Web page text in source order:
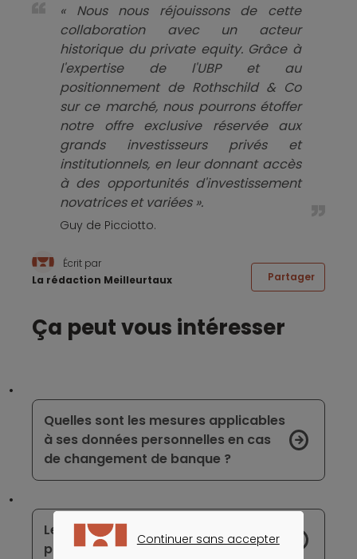
« Nous nous réjouissons de cette
collaboration avec un acteur
historique du private equity. Grâce à
l'expertise de l'UBP et au
positionnement de Rothschild & Co
sur ce marché, nous pourrons étoffer
notre offre exclusive réservée aux
grands investisseurs privés et
institutionnels, en leur donnant accès
à des opportunités d'investissement
novatrices et variées ».
Guy de Picciotto.
Écrit par
La rédaction Meilleurtaux
Partager
Ça peut vous intéresser
Quelles sont les mesures applicables
à ses données personnelles en cas
de changement de banque ?
Les banques multiplient les offres
pour les bacheliers
Continuer sans accepter